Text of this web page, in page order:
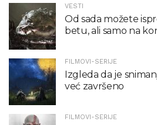
VESTI
Od sada možete
betu, ali samo na
FILMOVI-SERIJE
Izgleda da je
već završeno
FILMOVI-SERIJE